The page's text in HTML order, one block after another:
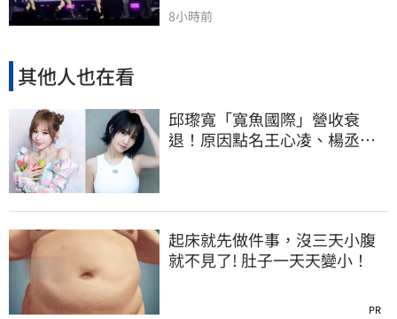
8小時前
其他人也在看
邱瓈寬「寬魚國際」營收衰
退！原因點名王心凌、楊丞琳
起床就先做件事，沒三天小腹
就不見了! 肚子一天天變小！
PR